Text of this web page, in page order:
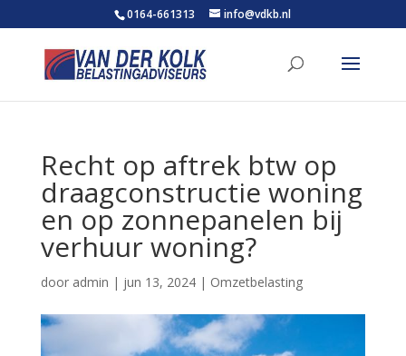
0164-661313 info@vdkb.nl
Recht op aftrek btw op
draagconstructie woning
en op zonnepanelen bij
verhuur woning?
door admin | jun 13, 2024| Omzetbelasting